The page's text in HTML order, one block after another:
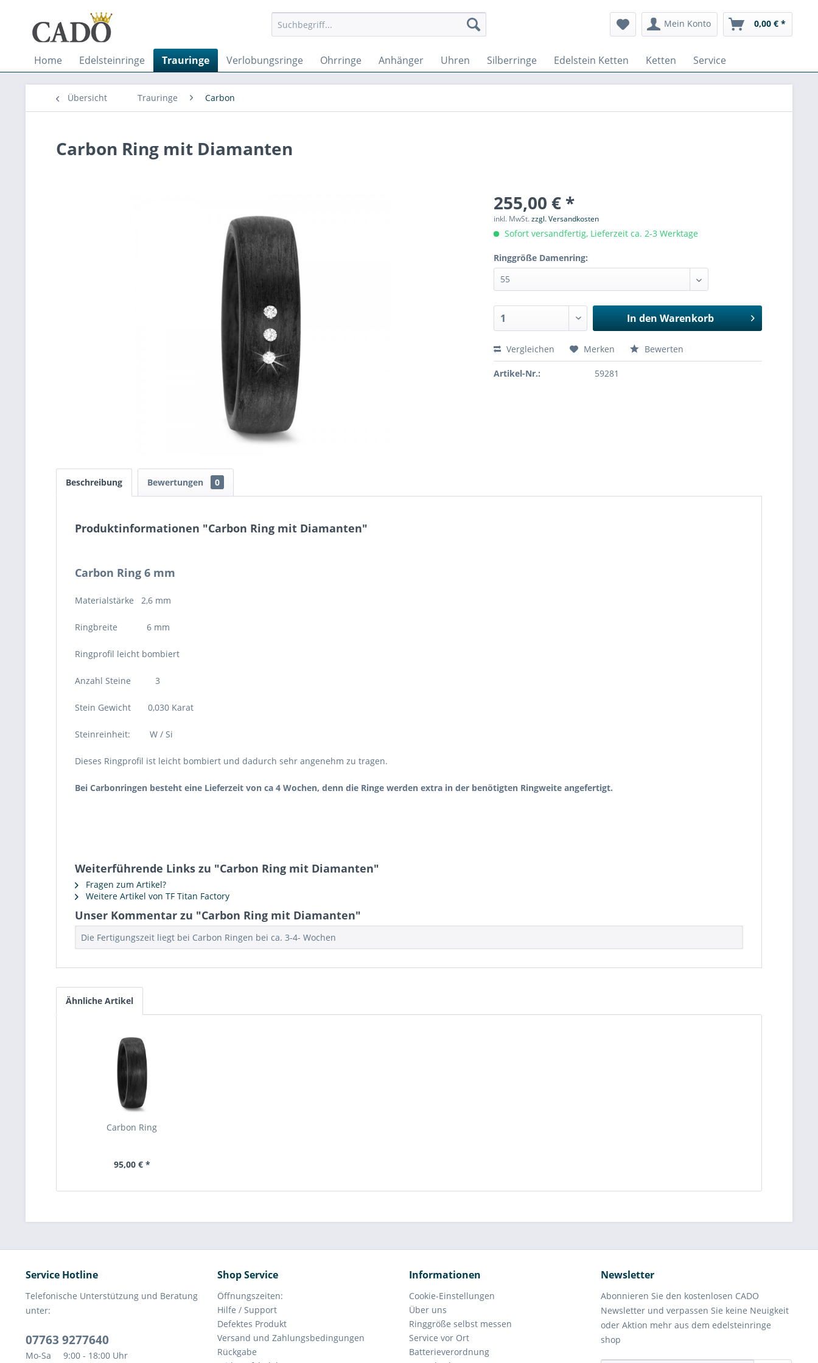
Mein Konto 0,00 € *
Home Edelsteinringe Trauringe Verlobungsringe Ohrringe Anhänger Uhren Silberringe Edelstein Ketten Ketten Service
Übersicht Trauringe Carbon
Carbon Ring mit Diamanten
255,00 € *
inkl. MwSt.zzgl. Versandkosten
Sofort versandfertig, Lieferzeit ca. 2-3 Werktage
Ringgröße Damenring:
In den Warenkorb
Vergleichen Merken Bewerten
Artikel-Nr.: 59281
Beschreibung Bewertungen 0
Produktinformationen "Carbon Ring mit Diamanten"
Carbon Ring 6 mm
Materialstärke 2,6 mm
Ringbreite 6 mm
Ringprofil leicht bombiert
Anzahl Steine 3
Stein Gewicht 0,030 Karat
Steinreinheit: W / Si
Dieses Ringprofil ist leicht bombiert und dadurch sehr angenehm zu tragen.
Bei Carbonringen besteht eine Lieferzeit von ca 4 Wochen, denn die Ringe werden extra in der benötigten Ringweite angefertigt.
Weiterführende Links zu "Carbon Ring mit Diamanten"
Fragen zum Artikel?
Weitere Artikel von TF Titan Factory
Unser Kommentar zu "Carbon Ring mit Diamanten"
Die Fertigungszeit liegt bei Carbon Ringen bei ca. 3-4- Wochen
Ähnliche Artikel
Carbon Ring
95,00 € *
Service Hotline
Telefonische Unterstützung und Beratung
unter:
07763 9277640
Mo-Sa 9:00 - 18:00 Uhr
Shop Service
Öffnungszeiten:
Hilfe / Support
Defektes Produkt
Versand und Zahlungsbedingungen
Rückgabe
Informationen
Cookie-Einstellungen
Über uns
Ringgröße selbst messen
Service vor Ort
Batterieverordnung
Newsletter
Abonnieren Sie den kostenlosen CADO
Newsletter und verpassen Sie keine Neuigkeit
oder Aktion mehr aus dem edelsteinringe
shop